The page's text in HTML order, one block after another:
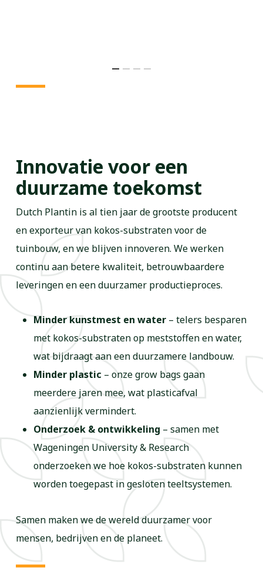
Innovatie voor een
duurzame toekomst
Dutch Plantin is al tien jaar de grootste producent
en exporteur van kokos-substraten voor de
tuinbouw, en we blijven innoveren. We werken
continu aan betere kwaliteit, betrouwbaardere
leveringen en een duurzamer productieproces.
Minder kunstmest en water – telers besparen
met kokos-substraten op meststoffen en water,
wat bijdraagt aan een duurzamere landbouw.
Minder plastic – onze grow bags gaan
meerdere jaren mee, wat plasticafval
aanzienlijk vermindert.
Onderzoek & ontwikkeling – samen met
Wageningen University & Research
onderzoeken we hoe kokos-substraten kunnen
worden toegepast in gesloten teeltsystemen.
Samen maken we de wereld duurzamer voor
mensen, bedrijven en de planeet.